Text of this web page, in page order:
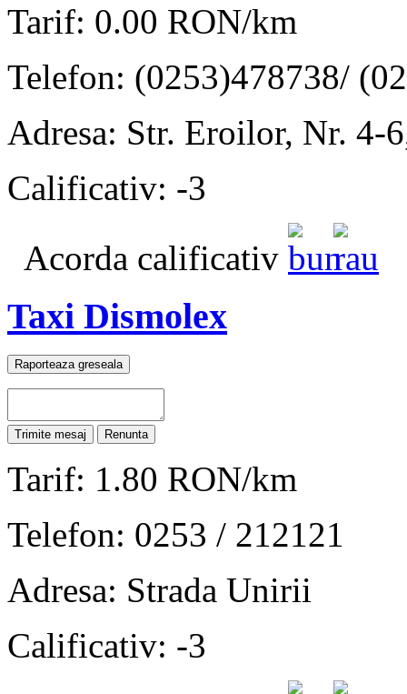
Tarif: 0.00 RON/km
Telefon: (0253)478738/
Adresa: Str. Eroilor, Nr. 4-
Calificativ: -3
Acorda calificativ
Taxi Dismolex
Tarif: 1.80 RON/km
Telefon: 0253 / 212121
Adresa: Strada Unirii
Calificativ: -3